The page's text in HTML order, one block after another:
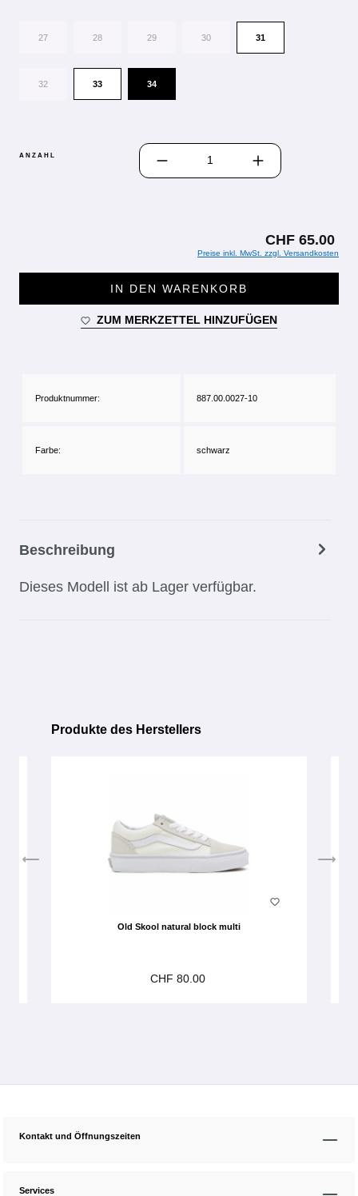
27 28 29 30 31
32 33 34
ANZAHL
PRODUKT ANZAHL: GIB DEN
CHF 65.00
Preise inkl. MwSt. zzgl. Versandkosten
IN DEN WARENKORB
ZUM MERKZETTEL HINZUFÜGEN
Produktnummer: 887.00.0027-10
Farbe: schwarz
Beschreibung
Dieses Modell ist ab Lager verfügbar.
Produktgalerie überspringen
Produkte des Herstellers
Old Skool natural block multi
CHF 80.00
Kontakt und Öffnungszeiten
Services